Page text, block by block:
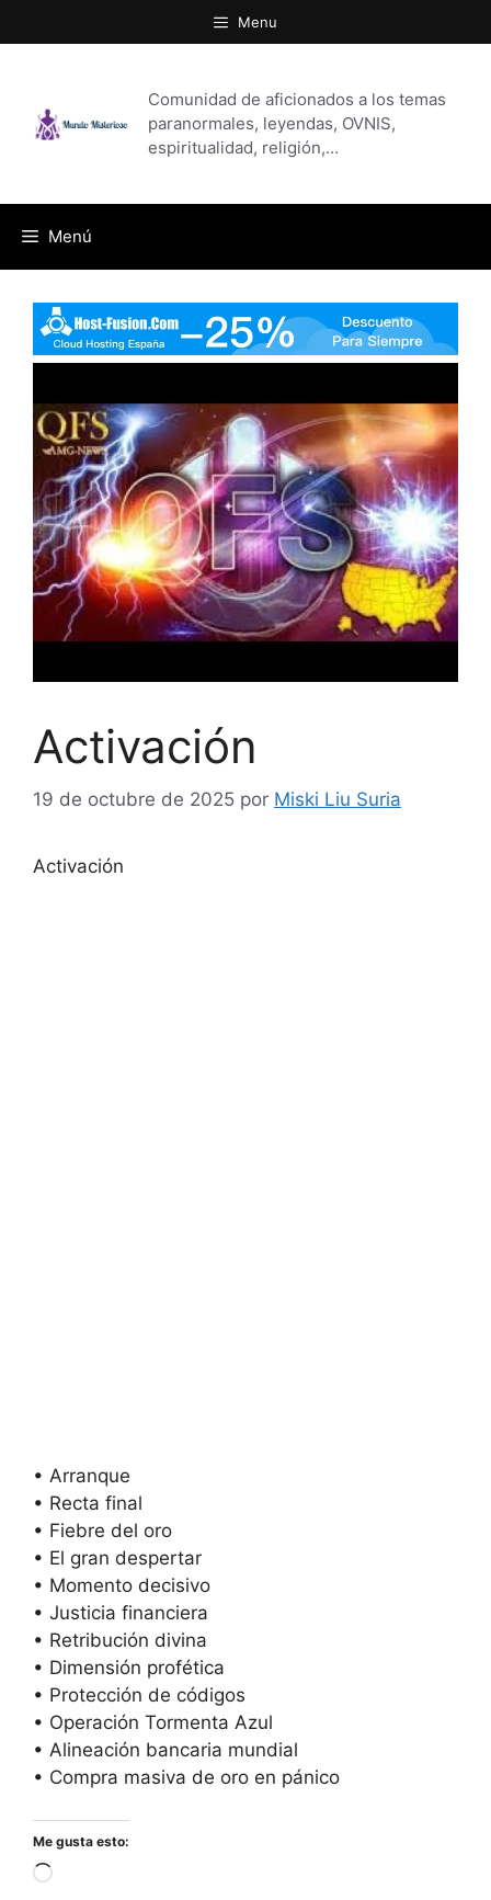
al
Menu
Comunidad de aficionados a los temas
paranormales, leyendas, OVNIS,
espiritualidad, religión,…
Menú
Activación
19 de octubre de 2025 por Miski Liu Suria
Activación
• Arranque
• Recta final
• Fiebre del oro
• El gran despertar
• Momento decisivo
• Justicia financiera
• Retribución divina
• Dimensión profética
• Protección de códigos
• Operación Tormenta Azul
• Alineación bancaria mundial
• Compra masiva de oro en pánico
Me gusta esto:
Cargando...